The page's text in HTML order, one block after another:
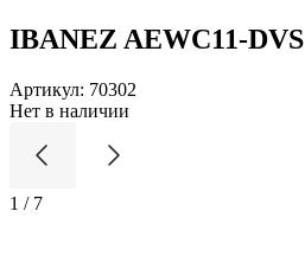
IBANEZ AEWC11-DVS
Артикул: 70302
Нет в наличии
1 / 7